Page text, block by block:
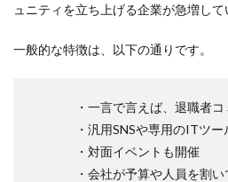
ュニティを立ち上げる企業が急増して
一般的な特徴は、以下の通りです。
・一言で言えば、退職者コ
・汎用SNSや専用のITツ
・対面イベントも開催
・会社が予算や人員を割